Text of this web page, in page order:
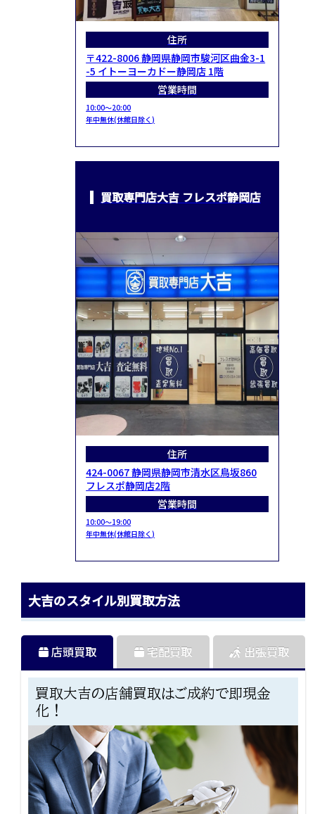
住所
〒422-8006 静岡県静岡市駿河区曲金3-1
-5 イトーヨーカドー静岡店 1階
営業時間
10:00～20:00
年中無休(休館日除く)
買取専門店大吉 フレスポ静岡店
住所
424-0067 静岡県静岡市清水区鳥坂860
フレスポ静岡店2階
営業時間
10:00～19:00
年中無休(休館日除く)
大吉のスタイル別買取方法
店頭買取
買取大吉の店舗買取はご成約で即現金
化！
宅配買取 出張買取